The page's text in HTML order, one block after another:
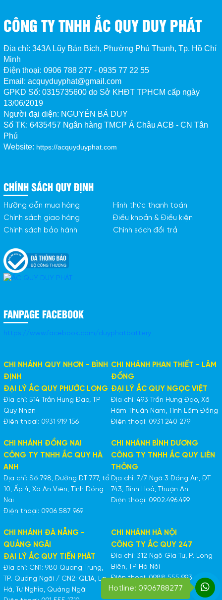
CÔNG TY TNHH ẮC QUY DUY PHÁT
Địa chỉ: 343A Lũy Bán Bích, Phường Phú Thạnh, Tp. Hồ Chí
Minh
Điện thoại: 0906 788 277 - 0935 77 22 55
Email: acquyduyphat@gmail.com
GPKD Số: 0315735600 do Sở KHĐT TPHCM cấp ngày
13/06/2019
Người đại diện: NGUYỄN BÁ DUY
Số TK: 6435457 Ngân hàng TMCP Á Châu ACB - CN Tân
Phú
Website: https://acquyduyphat.com
CHÍNH SÁCH QUY ĐỊNH
Hưỡng dẫn mua hàng
Hình thức thanh toán
Chính sách giao hàng
Điều khoản & Điều kiện
Chính sách bảo hành
Chính sách đổi trả
FANPAGE FACEBOOK
https://www.facebook.com/duyphatbattery
CHI NHÁNH QUY NHƠN - BÌNH
ĐỊNH
ĐẠI LÝ ẮC QUY PHƯỚC LONG
Địa chỉ: 514 Trần Hưng Đạo, TP
Quy Nhơn
Điện thoại: 0931 919 156
CHI NHÁNH PHAN THIẾT - LÂM
ĐỒNG
ĐẠI LÝ ẮC QUY NGỌC VIỆT
Địa chỉ: 493 Trần Hưng Đạo, Xã
Hàm Thuận Nam, Tỉnh Lâm Đồng
Điện thoại: 0931 240 279
CHI NHÁNH ĐỒNG NAI
CÔNG TY TNHH ẮC QUY HÀ
ANH
Địa chỉ: Số 798, Đường ĐT 777, tổ
10, Ấp 4, Xã An Viễn, Tỉnh Đồng
Nai
Điện thoại: 0906 587 969
CHI NHÁNH BÌNH DƯƠNG
CÔNG TY TNHH ẮC QUY LIÊN
THÔNG
Địa chỉ: 7/7 Ngã 3 Đồng An, ĐT
743, Bình Hoà, Thuận An
Điện thoại: 0902.496.499
CHI NHÁNH ĐÀ NẴNG -
QUẢNG NGÃI
ĐẠI LÝ ẮC QUY TIẾN PHÁT
Địa chỉ: CN1: 980 Quang Trung,
TP. Quảng Ngãi / CN2: QL1A, La
Hà, Tư Nghĩa, Quảng Ngãi
CHI NHÁNH HÀ NỘI
CÔNG TY ẮC QUY 247
Địa chỉ: 312 Ngô Gia Tự, P. Long
Biên, TP Hà Nội
Điện thoại: 0988 555 993
Hotline: 0906788277